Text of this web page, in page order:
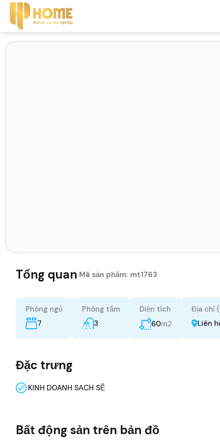
Tổng quan Mã sản phẩm: mt1763
Phòng ngủ
7
Phòng tắm
3
Diện tích
60m2
Địa chỉ
Liên
Đặc trưng
KINH DOANH SẠCH SẼ
Bất động sản trên bản đồ